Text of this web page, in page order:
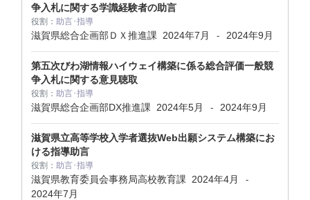
争入札に関する学識経験者の助言
役割： 助言･指導
滋賀県総合企画部ＤＸ推進課 2024年7月 - 2024年9月
第五次びわ湖情報ハイウェイ構築に係る総合評価一般競
争入札に関する意見聴取
役割： 助言･指導
滋賀県総合企画部DX推進課 2024年5月 - 2024年9月
滋賀県立高等学校入学者選抜Web出願システム構築にお
ける指導助言
役割： 助言･指導
滋賀県教育委員会事務局高校教育課 2024年4月 -
2024年7月